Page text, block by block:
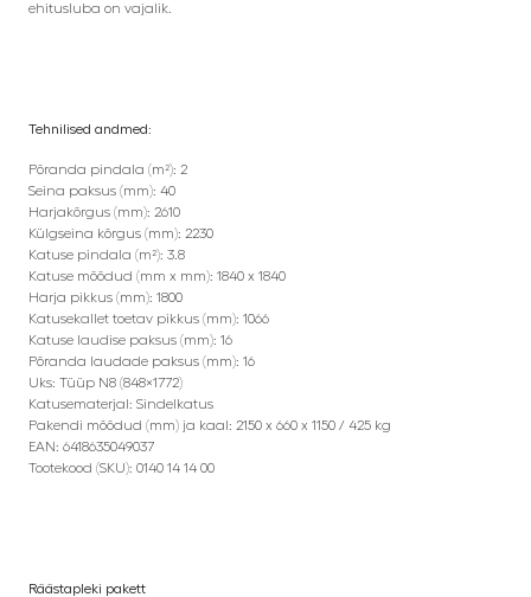
ehitusluba on vajalik.
Tehnilised andmed:
Põranda pindala (m²): 2
Seina paksus (mm): 40
Harjakõrgus (mm): 2610
Külgseina kõrgus (mm): 2230
Katuse pindala (m²): 3.8
Katuse mõõdud (mm x mm): 1840 x 1840
Harja pikkus (mm): 1800
Katusekallet toetav pikkus (mm): 1066
Katuse laudise paksus (mm): 16
Põranda laudade paksus (mm): 16
Uks: Tüüp N8 (848×1772)
Katusematerjal: Sindelkatus
Pakendi mõõdud (mm) ja kaal: 2150 x 660 x 1150 / 425 kg
EAN: 6418635049037
Tootekood (SKU): 0140 14 14 00
Räästapleki pakett